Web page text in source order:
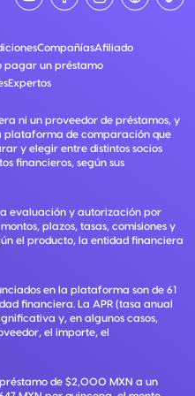
CompañíasAfiliado
pagar un préstamo
Expertos
ni un proveedor de préstamos, y
plataforma de comparación que
y elegir entre distintos socios
financieros, según sus
evaluación y autorización por
plazos, tasas, comisiones y
el producto, la entidad financiera
en la plataforma son de 61
financiera. La APR (tasa anual
y, en algunos casos,
el importe, el
de $2,000 MXN a un